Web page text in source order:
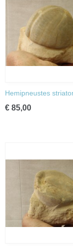
Hemipneustes
€ 85,00